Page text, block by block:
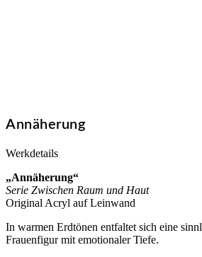
Annäherung
Werkdetails
„Annäherung“
Serie Zwischen Raum und Haut
Original Acryl auf Leinwand
In warmen Erdtönen entfaltet sich eine
Frauenfigur mit emotionaler Tiefe.